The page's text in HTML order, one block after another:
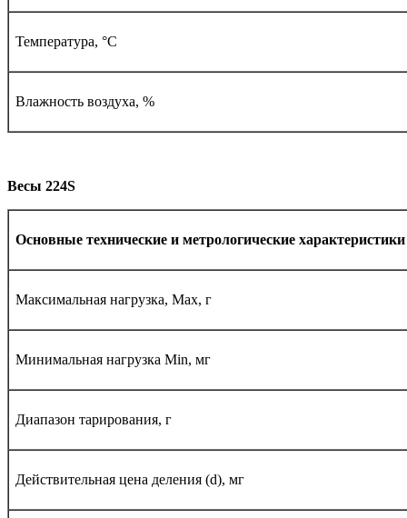
Температура, °С
Влажность воздуха, %
Весы 224S
Основные технические и метрологические характеристики
Максимальная нагрузка, Max, г
Минимальная нагрузка Мin, мг
Диапазон тарирования, г
Действительная цена деления (d), мг